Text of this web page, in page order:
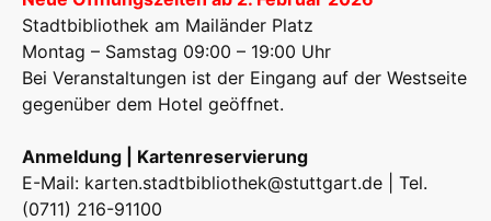
Stadtbibliothek am Mailänder Platz
Montag – Samstag 09:00 – 19:00 Uhr
Bei Veranstaltungen ist der Eingang auf der Westseite
gegenüber dem Hotel geöffnet.
Anmeldung | Kartenreservierung
E-Mail: karten.stadtbibliothek@stuttgart.de | Tel.
(0711) 216-91100